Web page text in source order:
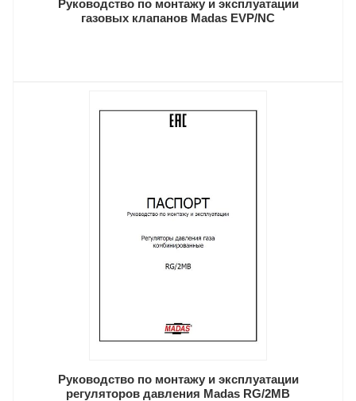
Руководство по монтажу и эксплуатации
газовых клапанов Madas EVP/NC
Руководство по монтажу и эксплуатации
регуляторов давления Madas RG/2MB